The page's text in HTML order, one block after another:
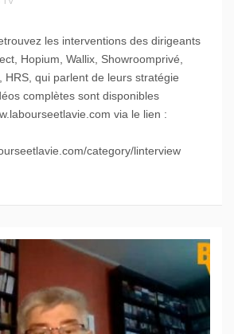
les interventions des dirigeants
Hopium, Wallix, Showroomprivé,
HRS, qui parlent de leurs stratégie
complètes sont disponibles
via le lien :
category/linterview